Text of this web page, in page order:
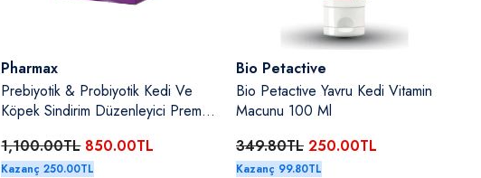
Satıcı:
Pharmax
Prebiyotik & Probiyotik Kedi Ve
Köpek Sindirim Düzenleyici Premix
1,100.00TL 850.00TL
Kazanç 250.00TL
Satıcı:
Bio Petactive
Bio Petactive Yavru Kedi Vitamin
Macunu 100 Ml
349.80TL 250.00TL
Kazanç 99.80TL